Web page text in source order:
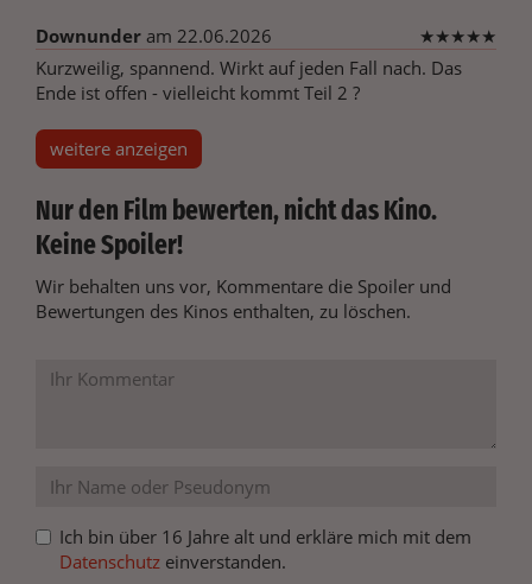
Downunder am 22.06.2026 ★★★★★
Kurzweilig, spannend. Wirkt auf jeden Fall nach. Das
Ende ist offen - vielleicht kommt Teil 2 ?
weitere anzeigen
Nur den Film bewerten, nicht das Kino.
Keine Spoiler!
Wir behalten uns vor, Kommentare die Spoiler und
Bewertungen des Kinos enthalten, zu löschen.
Ich bin über 16 Jahre alt und erkläre mich mit dem
Datenschutz einverstanden.